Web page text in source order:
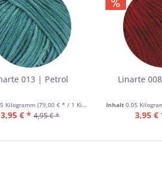
013 | Petrol
Kilogramm(79,00 € * / 1 Kilogramm)
3,95 € * 4,95 € *
Linarte
Inhalt 0.05
3,95 €